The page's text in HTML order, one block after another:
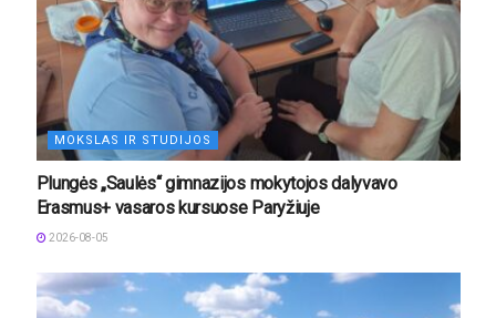
MOKSLAS IR STUDIJOS
Plungės „Saulės“ gimnazijos mokytojos dalyvavo
Erasmus+ vasaros kursuose Paryžiuje
2026-08-05